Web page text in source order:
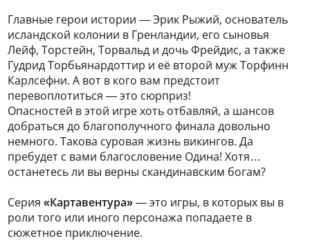
Главные герои истории — Эрик Рыжий, основатель
исландской колонии в Гренландии, его сыновья
Лейф, Торстейн, Торвальд и дочь Фрейдис, а также
Гудрид Торбьянардоттир и её второй муж Торфинн
Карлсефни. А вот в кого вам предстоит
перевоплотиться — это сюрприз!
Опасностей в этой игре хоть отбавляй, а шансов
добраться до благополучного финала довольно
немного. Такова суровая жизнь викингов. Да
пребудет с вами благословение Одина! Хотя…
останетесь ли вы верны скандинавским богам?
Серия «Картавентура»— это игры, в которых вы в
роли того или иного персонажа попадаете в
сюжетное приключение.